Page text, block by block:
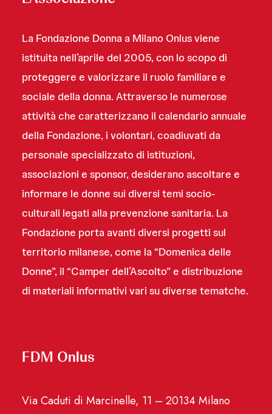
La Fondazione Donna a Milano Onlus viene
istituita nell’aprile del 2005, con lo scopo di
proteggere e valorizzare il ruolo familiare e
sociale della donna. Attraverso le numerose
attività che caratterizzano il calendario annuale
della Fondazione, i volontari, coadiuvati da
personale specializzato di istituzioni,
associazioni e sponsor, desiderano ascoltare e
informare le donne sui diversi temi socio-
culturali legati alla prevenzione sanitaria. La
Fondazione porta avanti diversi progetti sul
territorio milanese, come la “Domenica delle
Donne”, il “Camper dell’Ascolto” e distribuzione
di materiali informativi vari su diverse tematche.
FDM Onlus
Via Caduti di Marcinelle, 11 – 20134 Milano